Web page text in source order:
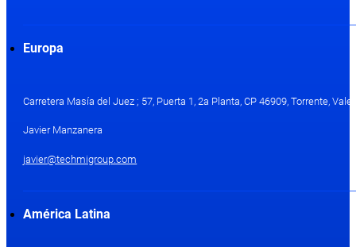
Europa
Carretera Masía del Juez ; 57, Puerta 1, 2a Planta, CP 46909, Torrente,
Javier Manzanera
javier@techmigroup.com
América Latina